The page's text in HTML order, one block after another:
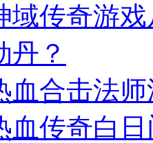
域传奇游
丹？
血合击法
血传奇白